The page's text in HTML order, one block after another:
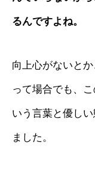
るんですよね。
向上心がないと
って場合でも、
いう言葉と優し
ました。